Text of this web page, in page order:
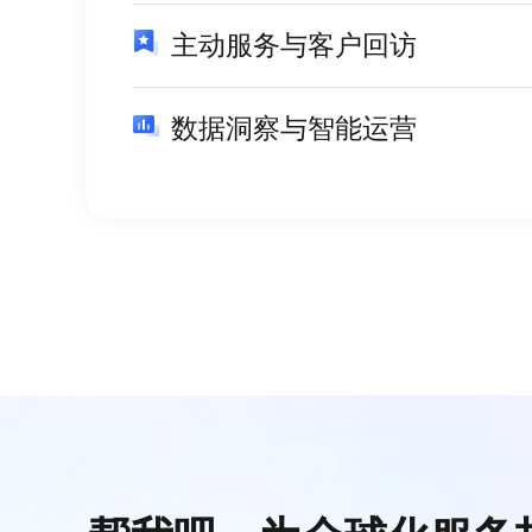
主动服务与客户回访
数据洞察与智能运营